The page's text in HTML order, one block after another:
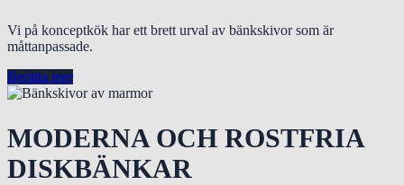
Vi på konceptkök har ett brett urval av bänkskivor som är
måttanpassade.
Berätta mer
MODERNA OCH ROSTFRIA
DISKBÄNKAR